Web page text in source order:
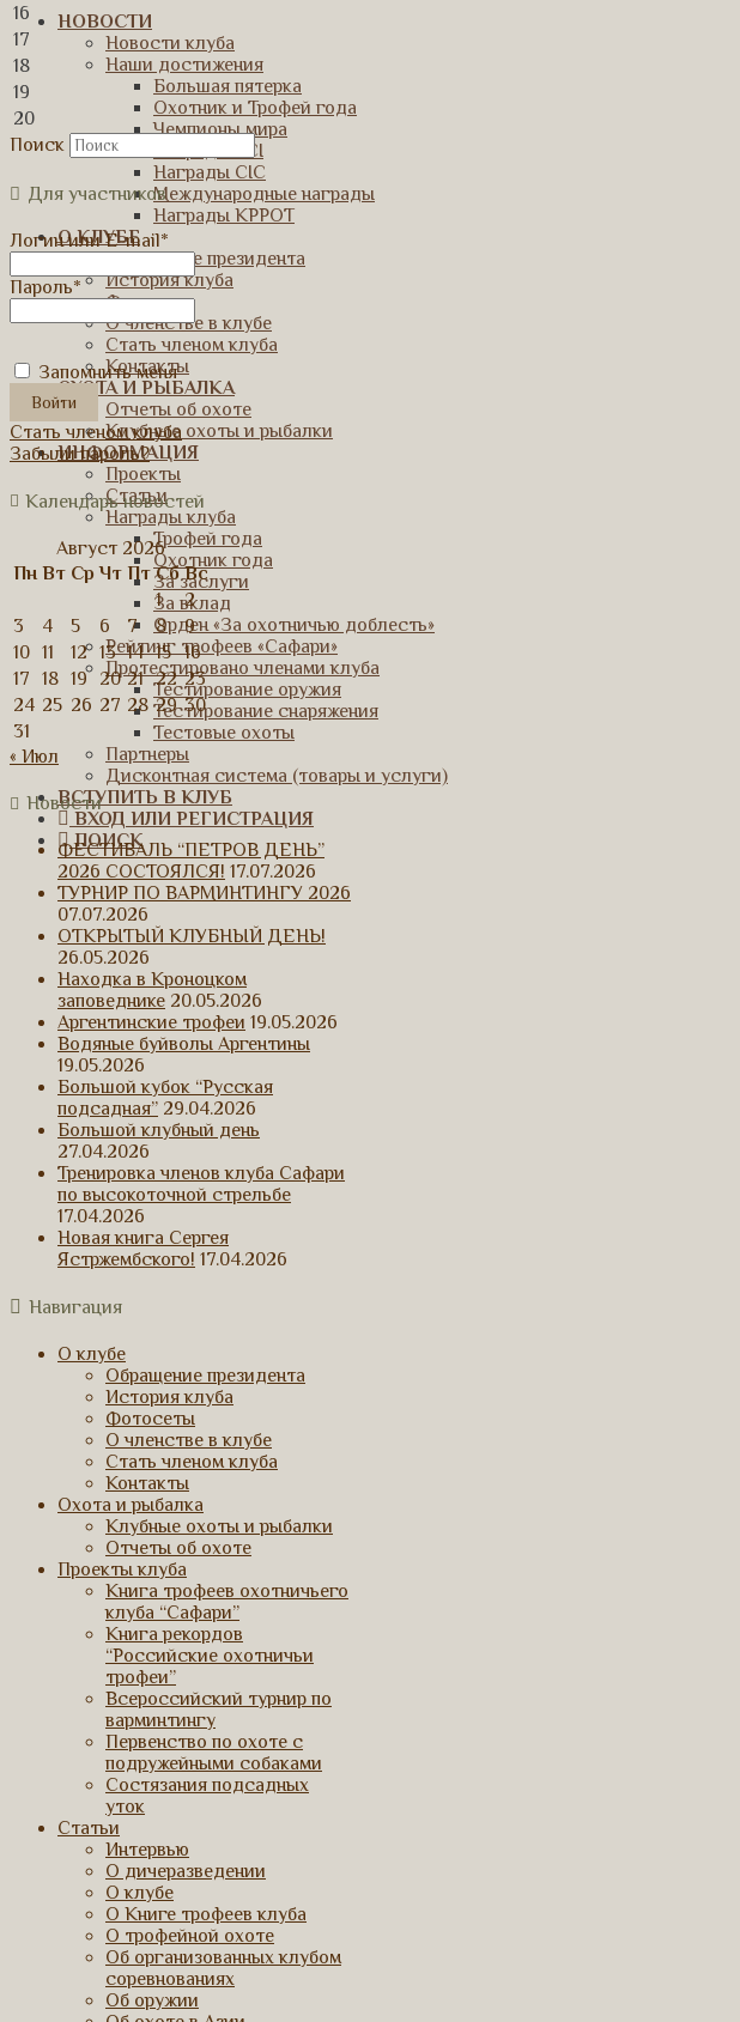
НОВОСТИ
Новости клуба
Наши достижения
Большая пятерка
Охотник и Трофей года
Чемпионы мира
Награды SCI
Награды CIC
Международные награды
Награды КРРОТ
О КЛУБЕ
Обращение президента
История клуба
Фотосеты
О членстве в клубе
Стать членом клуба
Контакты
ОХОТА И РЫБАЛКА
Отчеты об охоте
Клубные охоты и рыбалки
ИНФОРМАЦИЯ
Проекты
Статьи
Награды клуба
Трофей года
Охотник года
За заслуги
За вклад
Орден «За охотничью доблесть»
Рейтинг трофеев «Сафари»
Протестировано членами клуба
Тестирование оружия
Тестирование снаряжения
Тестовые охоты
Партнеры
Дисконтная система (товары и услуги)
ВСТУПИТЬ В КЛУБ
ВХОД ИЛИ РЕГИСТРАЦИЯ
ПОИСК
16
17
18
19
20
Поиск
Для участников
Логин или E-mail*
Пароль*
Запомнить меня
Стать членом клуба
Забыли пароль?
Календарь новостей
Август 2026
Пн Вт Ср Чт Пт Сб Вс
1
2
3
4 5 6 7 8
9
10 11 12 13 14 15
16
17
18 19 20 21 22 23
24 25 26 27 28 29 30
31
« Июл
Новости
ФЕСТИВАЛЬ “ПЕТРОВ ДЕНЬ”
2026 СОСТОЯЛСЯ! 17.07.2026
ТУРНИР ПО ВАРМИНТИНГУ 2026
07.07.2026
ОТКРЫТЫЙ КЛУБНЫЙ ДЕНЬ!
26.05.2026
Находка в Кроноцком
заповеднике 20.05.2026
Аргентинские трофеи 19.05.2026
Водяные буйволы Аргентины
19.05.2026
Большой кубок “Русская
подсадная” 29.04.2026
Большой клубный день
27.04.2026
Тренировка членов клуба Сафари
по высокоточной стрельбе
17.04.2026
Новая книга Сергея
Ястржембского! 17.04.2026
Навигация
О клубе
Обращение президента
История клуба
Фотосеты
О членстве в клубе
Стать членом клуба
Контакты
Охота и рыбалка
Клубные охоты и рыбалки
Отчеты об охоте
Проекты клуба
Книга трофеев охотничьего
клуба “Сафари”
Книга рекордов
“Российские охотничьи
трофеи”
Всероссийский турнир по
варминтингу
Первенство по охоте с
подружейными собаками
Состязания подсадных
уток
Статьи
Интервью
О дичеразведении
О клубе
О Книге трофеев клуба
О трофейной охоте
Об организованных клубом
соревнованиях
Об оружии